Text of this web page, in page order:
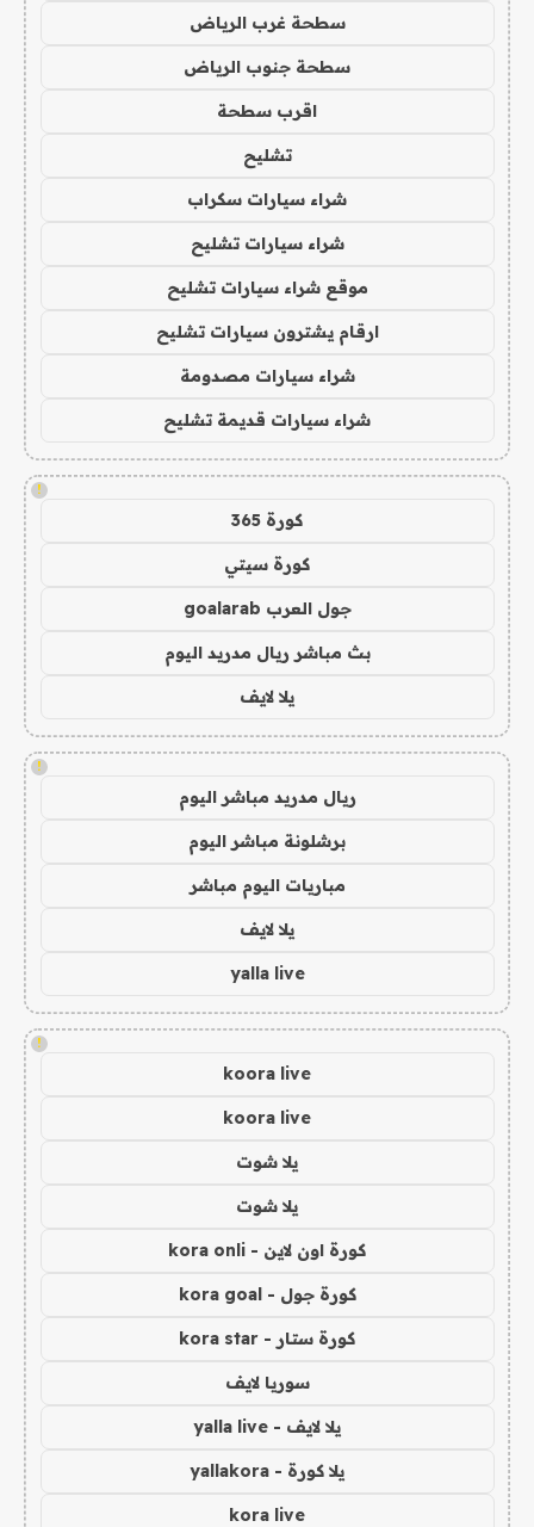
سطحة غرب الرياض
سطحة جنوب الرياض
اقرب سطحة
تشليح
شراء سيارات سكراب
شراء سيارات تشليح
موقع شراء سيارات تشليح
ارقام يشترون سيارات تشليح
شراء سيارات مصدومة
شراء سيارات قديمة تشليح
!
كورة 365
كورة سيتي
جول العرب goalarab
بث مباشر ريال مدريد اليوم
يلا لايف
!
ريال مدريد مباشر اليوم
برشلونة مباشر اليوم
مباريات اليوم مباشر
يلا لايف
yalla live
!
koora live
koora live
يلا شوت
يلا شوت
كورة اون لاين - kora onli
كورة جول - kora goal
كورة ستار - kora star
سوريا لايف
يلا لايف - yalla live
يلا كورة - yallakora
kora live